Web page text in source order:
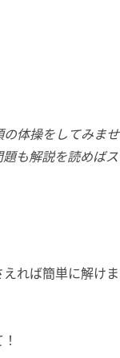
体操をしてみま
も解説を読めば
れば簡単に解け